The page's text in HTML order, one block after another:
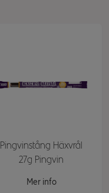
Pingvinstång Häxvrål
27g Pingvin
Mer info